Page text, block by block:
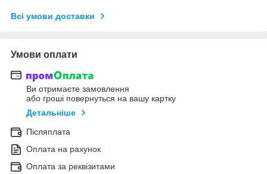
Всі умови доставки
Умови оплати
Ви отримаєте замовлення
або гроші повернуться на вашу картку
Детальніше
Післяплата
Оплата на рахунок
Оплата за реквізитами